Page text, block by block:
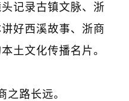
记录古镇文脉、浙
好西溪故事、浙商
土文化传播名片。
路长远。